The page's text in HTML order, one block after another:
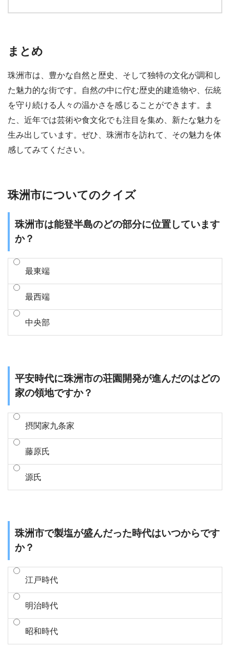
まとめ
珠洲市は、豊かな自然と歴史、そして独特の文化が調和し
た魅力的な街です。自然の中に佇む歴史的建造物や、伝統
を守り続ける人々の温かさを感じることができます。ま
た、近年では芸術や食文化でも注目を集め、新たな魅力を
生み出しています。ぜひ、珠洲市を訪れて、その魅力を体
感してみてください。
珠洲市についてのクイズ
珠洲市は能登半島のどの部分に位置しています
か？
最東端
最西端
中央部
平安時代に珠洲市の荘園開発が進んだのはどの
家の領地ですか？
摂関家九条家
藤原氏
源氏
珠洲市で製塩が盛んだった時代はいつからです
か？
江戸時代
明治時代
昭和時代